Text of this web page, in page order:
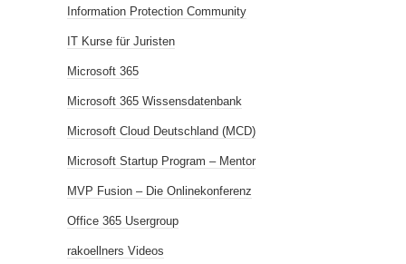
Information Protection Community
IT Kurse für Juristen
Microsoft 365
Microsoft 365 Wissensdatenbank
Microsoft Cloud Deutschland (MCD)
Microsoft Startup Program – Mentor
MVP Fusion – Die Onlinekonferenz
Office 365 Usergroup
rakoellners Videos